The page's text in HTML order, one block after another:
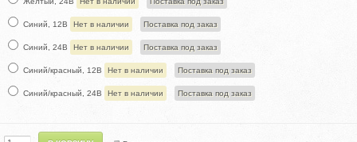
Синий, 12В Нет в наличии Поставка под заказ
Синий, 24В Нет в наличии Поставка под заказ
Синий/красный, 12В Нет в наличии Поставка под заказ
Синий/красный, 24В Нет в наличии Поставка под заказ